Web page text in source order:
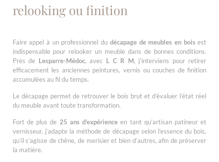
relooking ou finition
Faire appel à un professionnel du décapage de meubles en bois est
indispensable pour relooker un meuble dans de bonnes conditions.
Près de Lesparre-Médoc, avec L C R M, j’interviens pour retirer
efficacement les anciennes peintures, vernis ou couches de finition
accumulées au fil du temps.
Le décapage permet de retrouver le bois brut et d’évaluer l’état réel
du meuble avant toute transformation.
Fort de plus de 25 ans d’expérience en tant qu’artisan patineur et
vernisseur, j’adapte la méthode de décapage selon l’essence du bois,
qu’il s’agisse de chêne, de merisier et bien d’autres, afin de préserver
la matière.